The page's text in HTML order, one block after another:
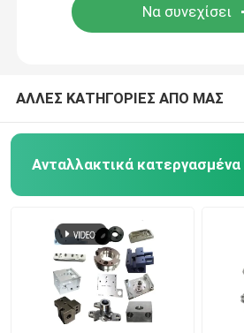
Υπηρεσίες χύτευσης με έγχυση
ΑΛΛΕΣ ΚΑΤΗΓΟΡΙΕΣ ΑΠΟ ΜΑΣ